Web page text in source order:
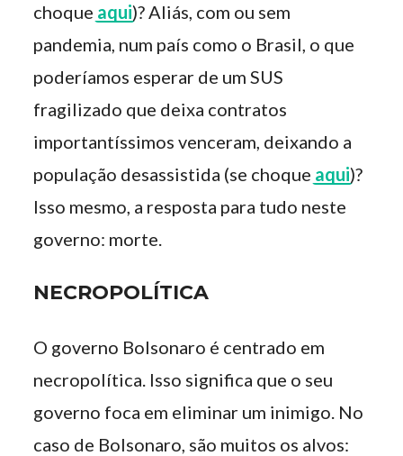
choque aqui)? Aliás, com ou sem
pandemia, num país como o Brasil, o que
poderíamos esperar de um SUS
fragilizado que deixa contratos
importantíssimos venceram, deixando a
população desassistida (se choque aqui)?
Isso mesmo, a resposta para tudo neste
governo: morte.
NECROPOLÍTICA
O governo Bolsonaro é centrado em
necropolítica. Isso significa que o seu
governo foca em eliminar um inimigo. No
caso de Bolsonaro, são muitos os alvos: